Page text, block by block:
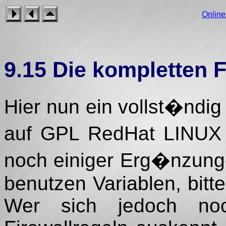
9.15 Die kompletten
Hier nun ein
auf GPL RedHat
noch einiger
benutzen Variablen,
Wer sich jedoch